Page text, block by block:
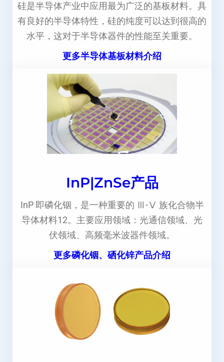
硅是半导体产业中应用最为广泛的基板材料。具
有良好的半导体特性，硅的纯度可以达到很高的
水平，这对于半导体器件的性能至关重要。
更多半导体基板材料介绍
InP|ZnSe产品
InP 即磷化铟，是一种重要的 Ⅲ-Ⅴ 族化合物半
导体材料12。主要应用领域：光通信领域、光
伏领域、高频毫米波器件领域。
更多磷化铟、硒化锌产品介绍